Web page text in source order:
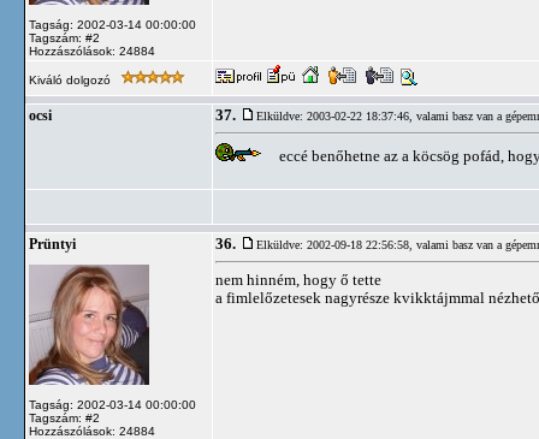
Tagság: 2002-03-14 00:00:00
Tagszám: #2
Hozzászólások: 24884
Kiváló dolgozó
ocsi 37. Elküldve: 2003-02-22 18:37:46, valami basz van a
eccé benőhetne az a köcsög pofád,
Prüntyi
Tagság: 2002-03-14 00:00:00
Tagszám: #2
Hozzászólások: 24884
36. Elküldve: 2002-09-18 22:56:58, valami basz van a
nem hinném, hogy ő tette
a fimlelőzetesek nagyrésze kvikktájmmal nézhető